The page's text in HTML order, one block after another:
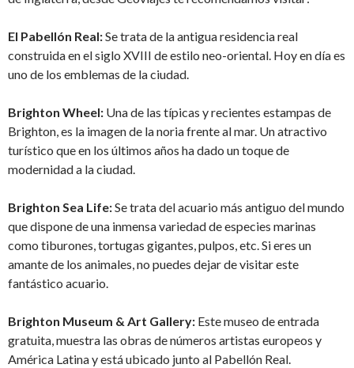
El Pabellón Real:Se trata de la antigua residencia real
construida en el siglo XVIII de estilo neo-oriental. Hoy en día es
uno de los emblemas de la ciudad.
Brighton Wheel: Una de las típicas y recientes estampas de
Brighton, es la imagen de la noria frente al mar. Un atractivo
turístico que en los últimos años ha dado un toque de
modernidad a la ciudad.
Brighton Sea Life:Se trata del acuario más antiguo del mundo
que dispone de una inmensa variedad de especies marinas
como tiburones, tortugas gigantes, pulpos, etc. Si eres un
amante de los animales, no puedes dejar de visitar este
fantástico acuario.
Brighton Museum & Art Gallery: Este museo de entrada
gratuita, muestra las obras de números artistas europeos y
América Latina y está ubicado junto al Pabellón Real.